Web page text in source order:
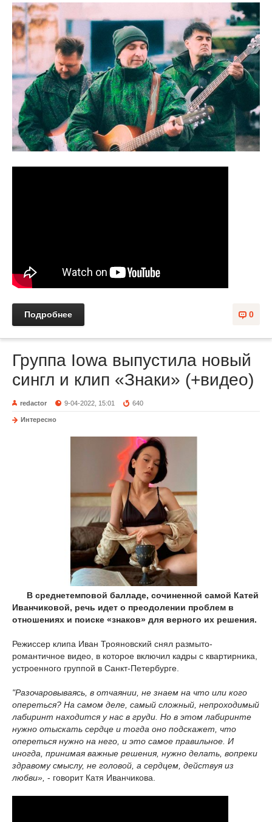
0
Подробнее
Группа Iowa выпустила новый
сингл и клип «Знаки» (+видео)
redactor 9-04-2022, 15:01 640
Интересно
В среднетемповой балладе, сочиненной самой Катей
Иванчиковой, речь идет о преодолении проблем в
отношениях и поиске «знаков» для верного их решения.
Режиссер клипа Иван Трояновский снял размыто-
романтичное видео, в которое включил кадры с квартирника,
устроенного группой в Санкт-Петербурге.
"Разочаровываясь, в отчаянии, не знаем на что или кого
опереться? На самом деле, самый сложный, непроходимый
лабиринт находится у нас в груди. Но в этом лабиринте
нужно отыскать сердце и тогда оно подскажет, что
опереться нужно на него, и это самое правильное. И
иногда, принимая важные решения, нужно делать, вопреки
здравому смыслу, не головой, а сердцем, действуя из
любви», - говорит Катя Иванчикова.